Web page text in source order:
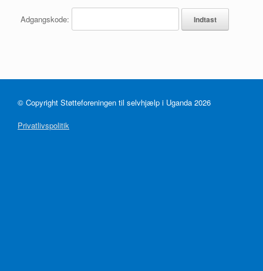
Adgangskode:
© Copyright Støtteforeningen til selvhjælp i Uganda 2026
Privatlivspolitik